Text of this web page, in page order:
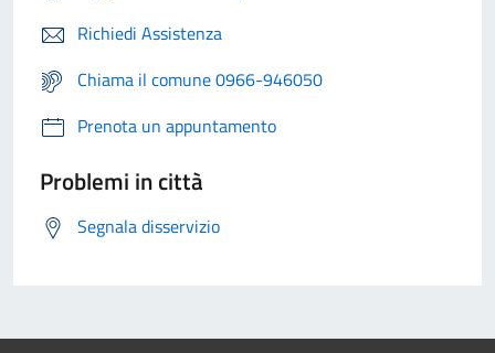
Richiedi Assistenza
Chiama il comune 0966-946050
Prenota un appuntamento
Problemi in città
Segnala disservizio